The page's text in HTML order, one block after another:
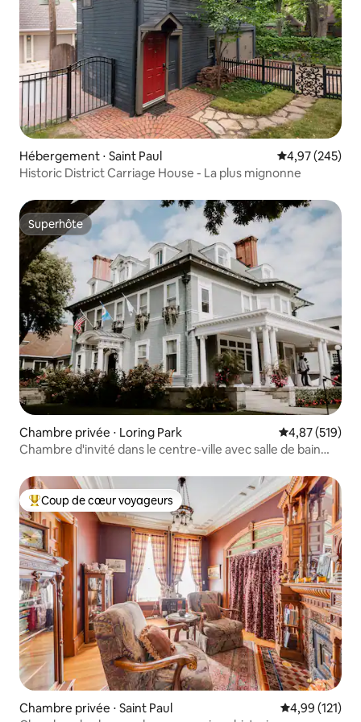
Hébergement ⋅ Saint Paul Évaluation
4,97 (245)
Historic District Carriage House - La plus mignonne
Superhôte
Superhôte
Chambre privée ⋅ Loring Park Évaluation
4,87 (519)
Chambre d'invité dans le centre-ville avec salle de bain
Coups de cœur voyageurs les plus appréciés
Coup de cœur voyageurs
Chambre privée ⋅ Saint Paul Évaluation
4,99 (121)